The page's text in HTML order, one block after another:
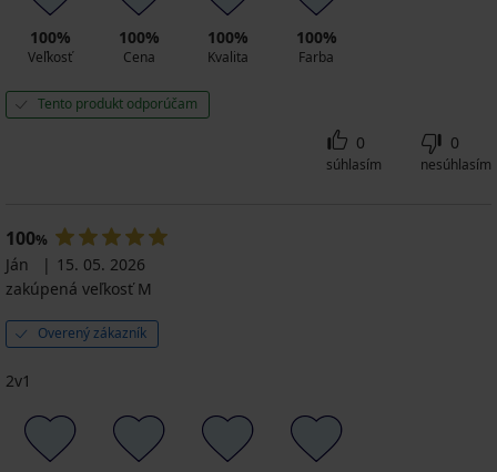
100%
Veľkosť
100%
Cena
100%
Kvalita
100%
Farba
Tento produkt odporúčam
0
súhlasím
0
nesúhlasím
100%
Ján
15. 05. 2026
zakúpená veľkosť M
Overený zákazník
2v1